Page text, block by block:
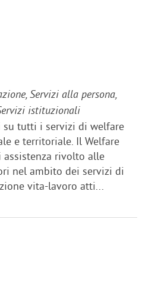
Servizi alla persona,
istituzionali
tutti i servizi di welfare
e territoriale. Il Welfare
assistenza rivolto alle
nel ambito dei servizi di
vita-lavoro atti...